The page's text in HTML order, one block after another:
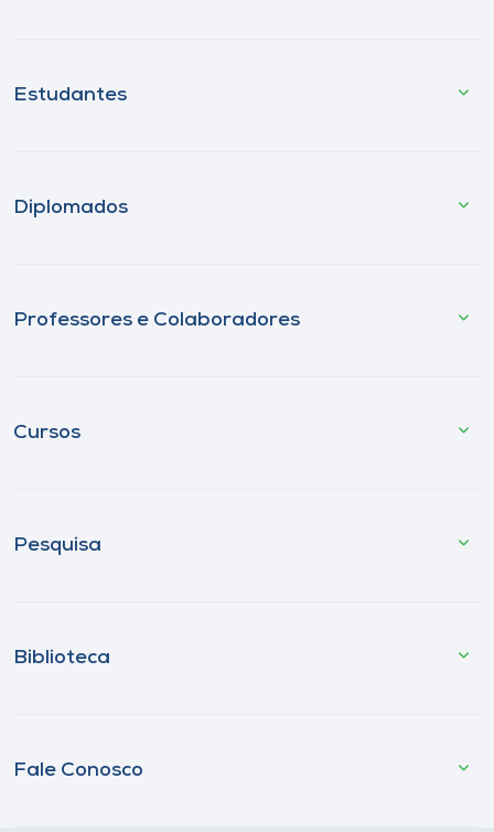
Estudantes
Diplomados
Professores e Colaboradores
Cursos
Pesquisa
Biblioteca
Fale Conosco